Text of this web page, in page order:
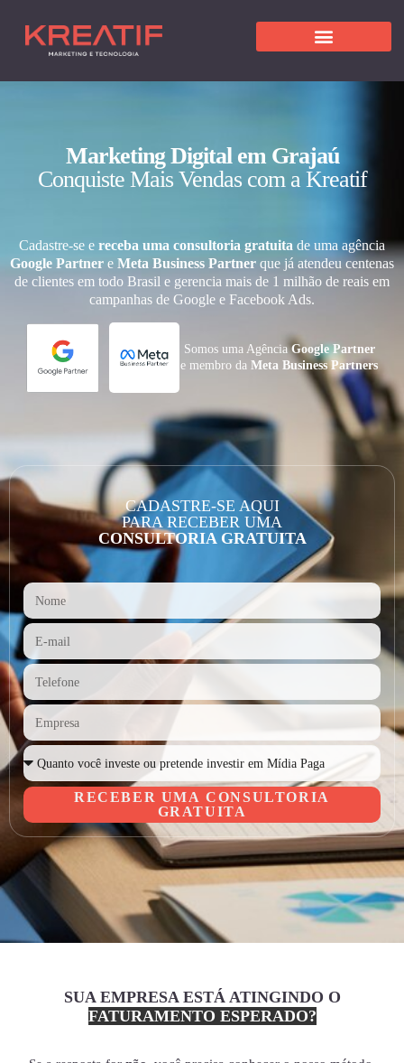
Marketing Digital em Grajaú
Conquiste Mais Vendas com a Kreatif
Cadastre-se e receba uma consultoria gratuita de uma agência
Google Partner e Meta Business Partner que já atendeu centenas
de clientes em todo Brasil e gerencia mais de 1 milhão de reais em
campanhas de Google e Facebook Ads.
Somos uma AgênciaGoogle Partner
e membro daMeta Business Partners
CADASTRE-SE AQUI
PARA RECEBER UMA
CONSULTORIA GRATUITA
RECEBER UMA CONSULTORIA
GRATUITA
SUA EMPRESA ESTÁ ATINGINDO O
FATURAMENTO ESPERADO?